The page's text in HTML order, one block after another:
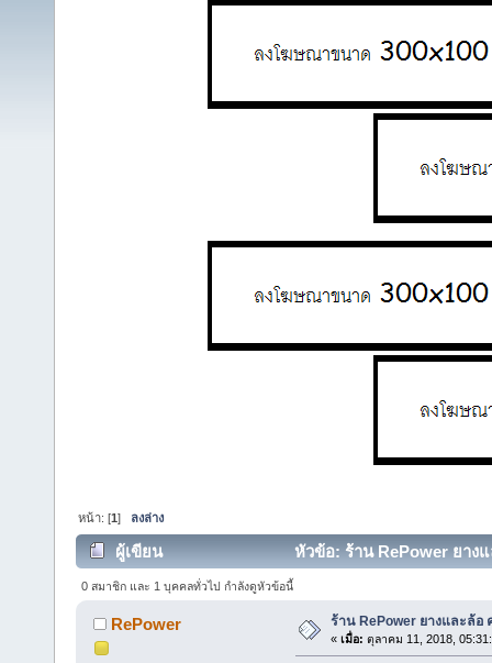
หน้า: [1] ลงล่าง
ผู้เขียน หัวข้อ: ร้าน RePower ยาง
0 สมาชิก และ 1 บุคคลทั่วไป กำลังดูหัวข้อนี้
RePower ร้าน RePower ยางและล้อ
« เมื่อ: ตุลาคม 11, 2018,